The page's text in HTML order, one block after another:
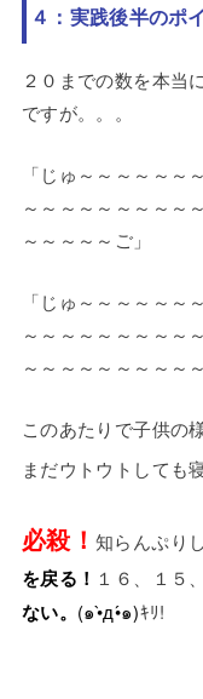
４：実践後半のポ
２０までの数を本当
ですが。。。
「じゅ～～～～～～
～～～～～～～～～
～～～～～ご」
「じゅ～～～～～～
～～～～～～～～～
～～～～～～～～～
このあたりで子供の
まだウトウトしても
必殺！知らんぷり
を戻る！ １６、１５
ない。 (๑•̀д•́๑)ｷﾘ!